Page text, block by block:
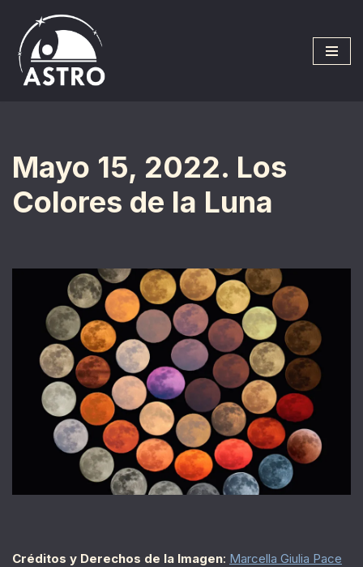
Saltar
al
contenido
Mayo 15, 2022. Los
Colores de la Luna
Créditos y Derechos de la Imagen: Marcella Giulia Pace